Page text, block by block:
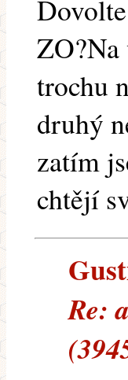
trochu
druhý
zatím
chtějí
Re: